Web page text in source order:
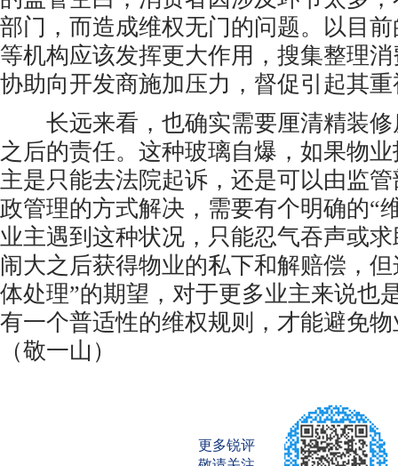
部门，而造成维权无门的问题。以目
等机构应该发挥更大作用，搜集整理
协助向开发商施加压力，督促引起其
长远来看，也确实需要厘清精装修
之后的责任。这种玻璃自爆，如果物
主是只能去法院起诉，还是可以由监
政管理的方式解决，需要有个明确的“
业主遇到这种状况，只能忍气吞声或
闹大之后获得物业的私下和解赔偿，
体处理”的期望，对于更多业主来说也
有一个普适性的维权规则，才能避免物
（敬一山）
更多锐评